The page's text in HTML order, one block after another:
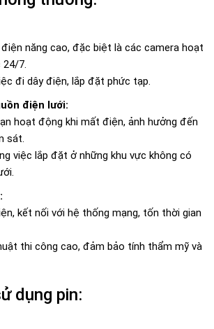
năng cao, đặc biệt là các camera hoạt
24/7.
đi dây điện, lắp đặt phức tạp.
điện lưới:
hoạt động khi mất điện, ảnh hưởng đến
sát.
việc lắp đặt ở những khu vực không có
kết nối với hệ thống mạng, tốn thời gian
thi công cao, đảm bảo tính thẩm mỹ và
dụng pin: